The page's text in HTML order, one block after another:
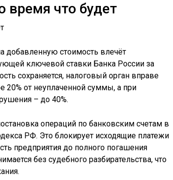
время что будет
добавленную стоимость влечёт
ключевой ставки Банка России за
сохраняется, налоговый орган вправе
20% от неуплаченной суммы, а при
– до 40%.
операций по банковским счетам в
РФ. Это блокирует исходящие платежи
предприятия до полного погашения
без судебного разбирательства, что